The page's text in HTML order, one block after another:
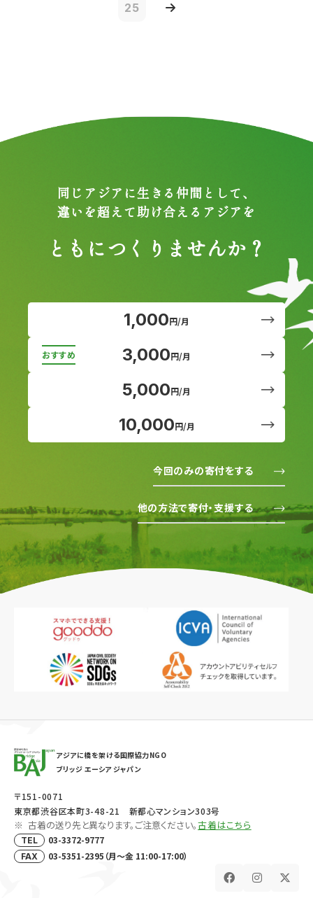
25
同じアジアに生きる仲間として、
違いを超えて助け合えるアジアを
ともにつくりませんか？
1,000円/月
3,000円/月
5,000円/月
10,000円/月
今回のみの寄付をする
他の方法で寄付・支援する
アジアに橋を架ける国際協力NGO
ブリッジ エーシア ジャパン
〒151-0071
東京都渋谷区本町3-48-21 新都心マンション303号
古着の送り先と異なります。ご注意ください。古着はこちら
TEL 03-3372-9777
FAX 03-5351-2395（月～金 11:00-17:00）